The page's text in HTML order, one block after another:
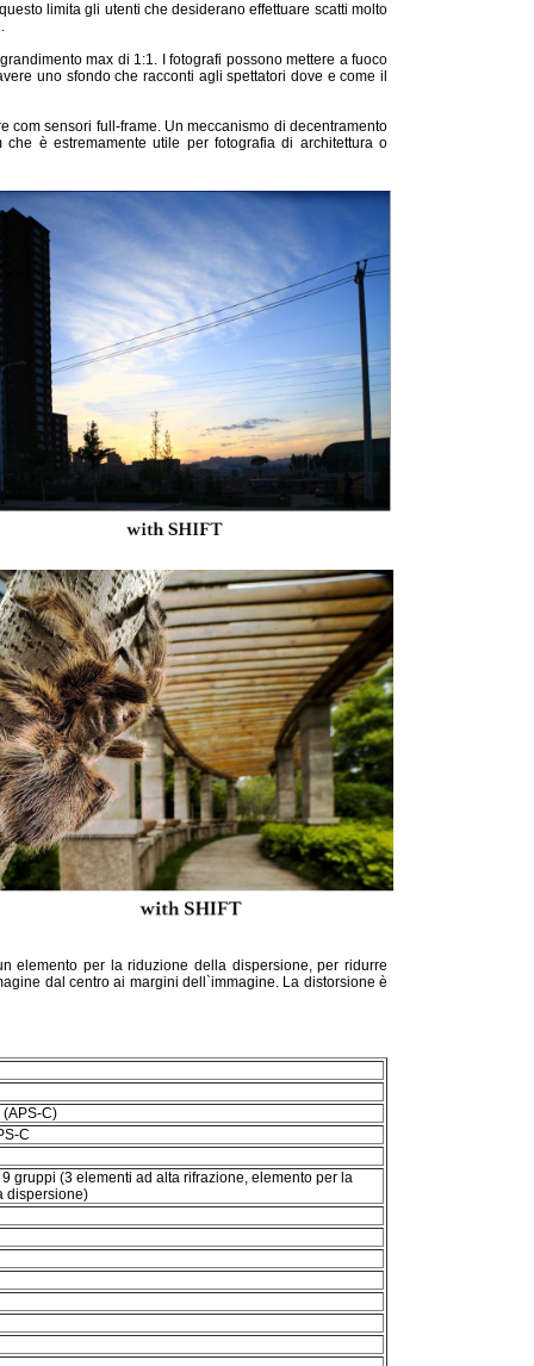
limita gli utenti che desiderano effettuare scatti molto
max di 1:1. I fotografi possono mettere a fuoco
uno sfondo che racconti agli spettatori dove e come il
sensori full-frame. Un meccanismo di decentramento
è estremamente utile per fotografia di architettura o
elemento per la riduzione della dispersione, per ridurre
dal centro ai margini dell`immagine. La distorsione è
(APS-C)
C
gruppi (3 elementi ad alta rifrazione, elemento per la
dispersione)